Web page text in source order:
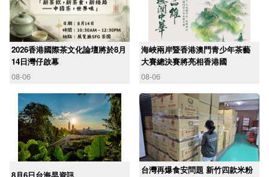
2026香港國際茶文化論壇將於8月
14日灣仔啟幕
08-06
海峽兩岸暨香港澳門青少年茶藝
大賽總決賽將亮相香港國
08-06
台灣再爆食安問題 新竹四款米粉